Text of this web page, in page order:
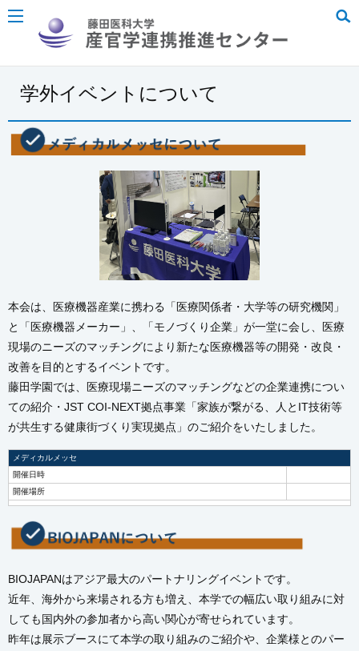
学外イベントについて
本会は、医療機器産業に携わる「医療関係者・大学等の研究機関」
と「医療機器メーカー」、「モノづくり企業」が一堂に会し、医療
現場のニーズのマッチングにより新たな医療機器等の開発・改良・
改善を目的とするイベントです。
藤田学園では、医療現場ニーズのマッチングなどの企業連携につい
ての紹介・JST COI-NEXT拠点事業「家族が繋がる、人とIT技術等
が共生する健康街づくり実現拠点」のご紹介をいたしました。
メディカルメッセ
開催日時
開催場所
BIOJAPANはアジア最大のパートナリングイベントです。
近年、海外から来場される方も増え、本学での幅広い取り組みに対
しても国内外の参加者から高い関心が寄せられています。
昨年は展示ブースにて本学の取り組みのご紹介や、企業様とのパー